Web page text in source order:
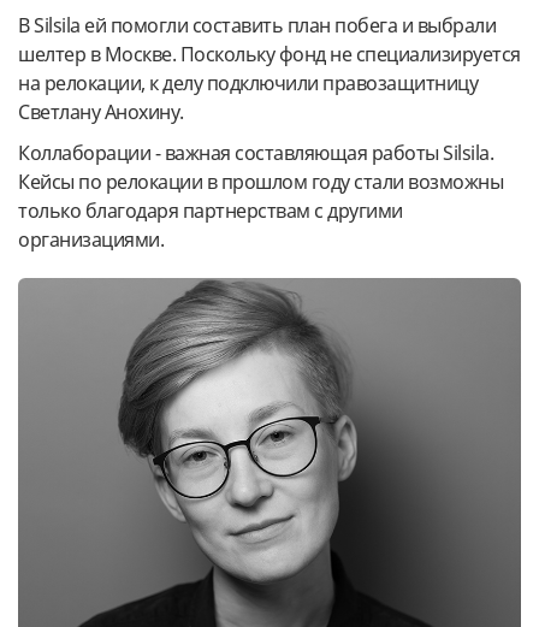
В Silsila ей помогли составить план побега и выбрали
шелтер в Москве. Поскольку фонд не специализируется
на релокации, к делу подключили правозащитницу
Светлану Анохину.
Коллаборации - важная составляющая работы Silsila.
Кейсы по релокации в прошлом году стали возможны
только благодаря партнерствам с другими
организациями.